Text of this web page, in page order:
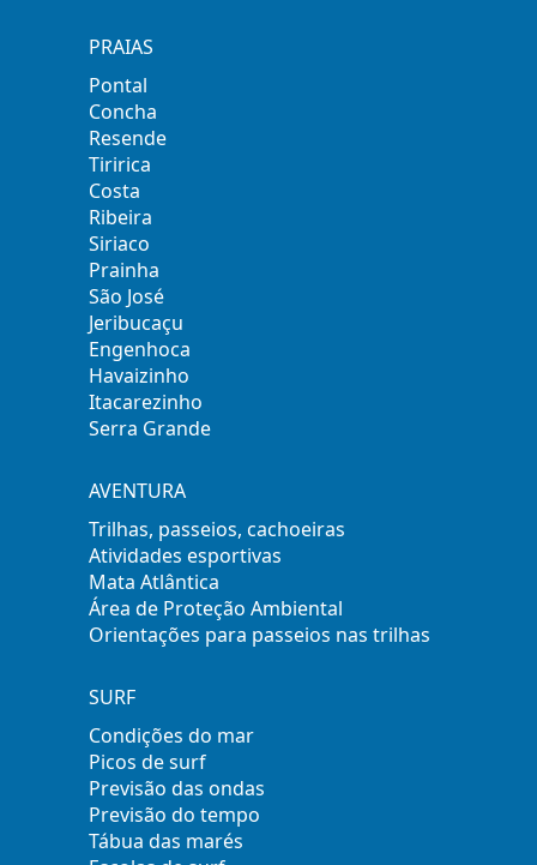
PRAIAS
Pontal
Concha
Resende
Tiririca
Costa
Ribeira
Siriaco
Prainha
São José
Jeribucaçu
Engenhoca
Havaizinho
Itacarezinho
Serra Grande
AVENTURA
Trilhas, passeios, cachoeiras
Atividades esportivas
Mata Atlântica
Área de Proteção Ambiental
Orientações para passeios nas trilhas
SURF
Condições do mar
Picos de surf
Previsão das ondas
Previsão do tempo
Tábua das marés